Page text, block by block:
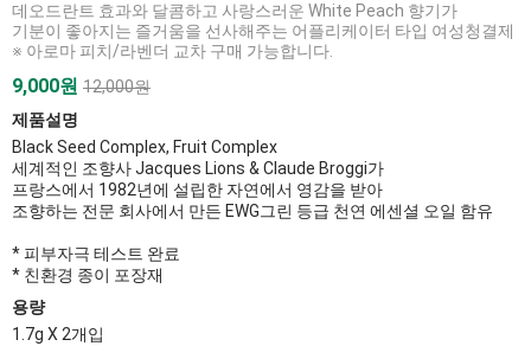
데오드란트 효과와 달콤하고 사랑스러운 White Peach 향기가
기분이 좋아지는 즐거움을 선사해주는 어플리케이터 타입 여성청결제
※ 아로마 피치/라벤더 교차 구매 가능합니다.
9,000원 12,000원
제품설명
Black Seed Complex, Fruit Complex
세계적인 조향사 Jacques Lions & Claude Broggi가
프랑스에서 1982년에 설립한 자연에서 영감을 받아
조향하는 전문 회사에서 만든 EWG그린 등급 천연 에센셜 오일 함유
* 피부자극 테스트 완료
* 친환경 종이 포장재
용량
1.7g X 2개입